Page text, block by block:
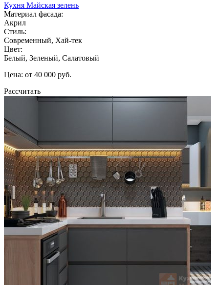
Кухня Майская зелень
Материал фасада:
Акрил
Стиль:
Современный, Хай-тек
Цвет:
Белый, Зеленый, Салатовый
Цена: от 40 000 руб.
Рассчитать